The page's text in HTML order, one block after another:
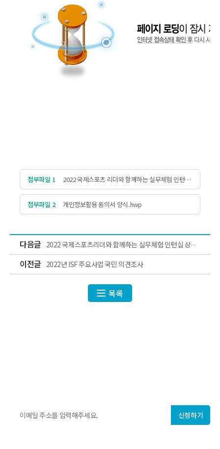
첨부파일 1
2022 국제스포츠 리더와 함께하는 실무체험 인턴십
상반기 모집공고.pdf
첨부파일 2
개인정보활용 동의서 양식.hwp
다음글 2022 국제스포츠리더와 함께하는 실무체험 인턴십 상반
기 서류전형 합격자 발표 및 면접일정 공지
이전글 2022년 ISF 주요사업 국민 의견조사
목록
신청하기